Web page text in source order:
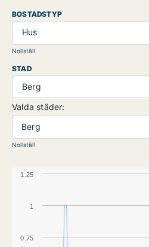
BOSTADSTYP
Hus
Nollställ
STAD
Berg
Valda städer:
Berg
Nollställ
1
0.75
1.25